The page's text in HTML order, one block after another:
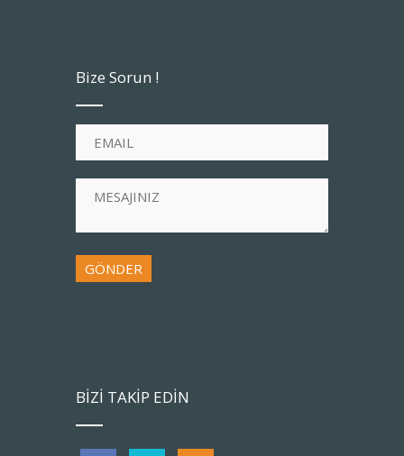
Bize Sorun !
BİZİ TAKİP EDİN